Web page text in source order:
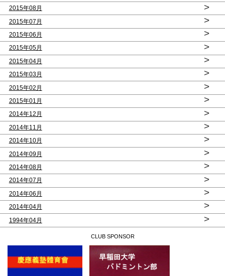
2015年08月 >
2015年07月 >
2015年06月 >
2015年05月 >
2015年04月 >
2015年03月 >
2015年02月 >
2015年01月 >
2014年12月 >
2014年11月 >
2014年10月 >
2014年09月 >
2014年08月 >
2014年07月 >
2014年06月 >
2014年04月 >
1994年04月 >
CLUB SPONSOR